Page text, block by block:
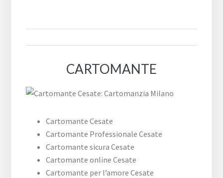
CARTOMANTE
Cartomante Cesate
Cartomante Professionale Cesate
Cartomante sicura Cesate
Cartomante online Cesate
Cartomante per l’amore Cesate